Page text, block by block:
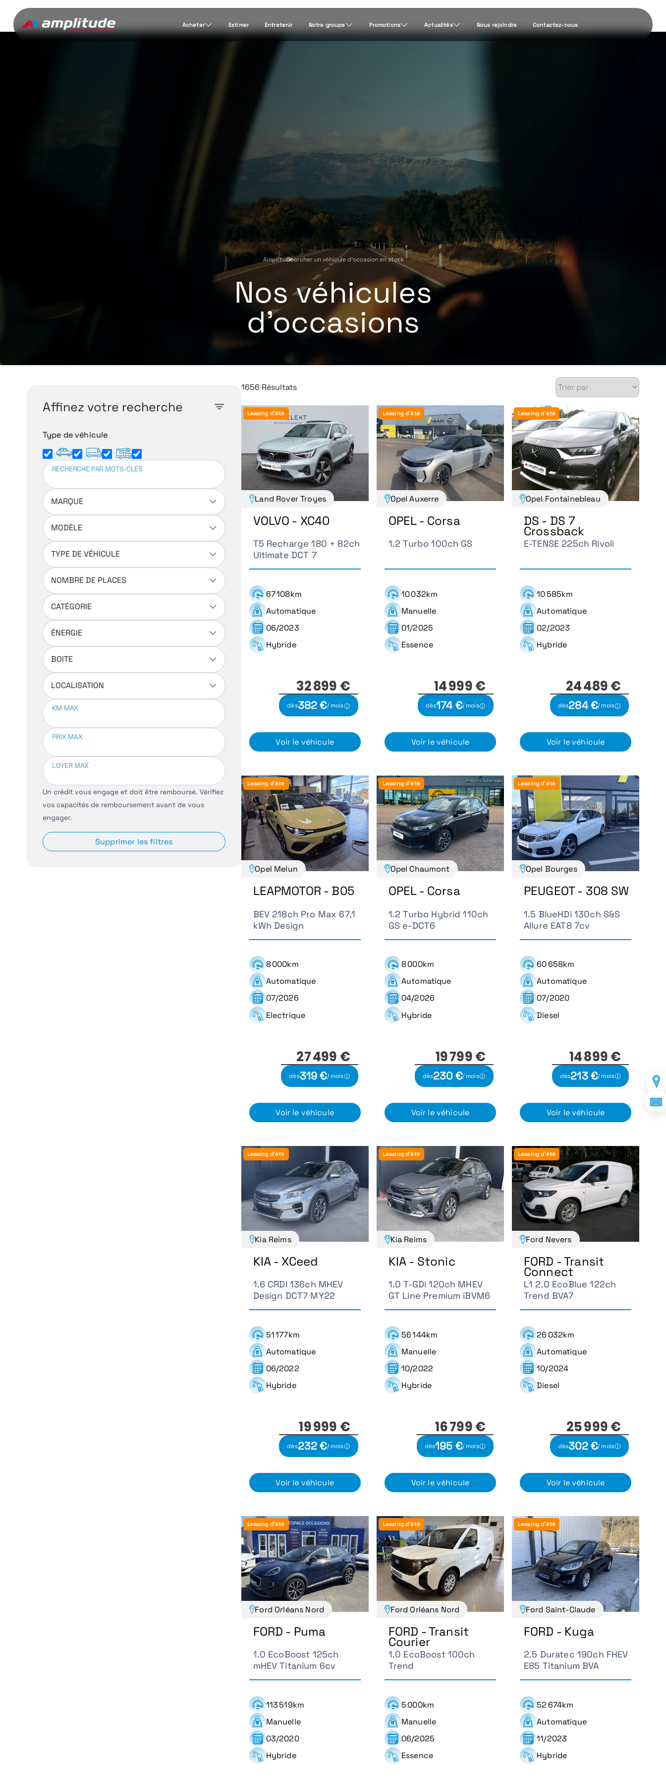
Acheter Estimer Entretenir Notre groupe Promotions Actualités Nous rejoindre Contactez-nous
Amplitude
›
Chercher un véhicule d'occasion en stock
Nos véhicules
d'occasions
Affinez votre recherche
Type de véhicule
RECHERCHE PAR MOTS-CLÉS
MARQUE
MODÈLE
TYPE DE VÉHICULE
NOMBRE DE PLACES
CATÉGORIE
ÉNERGIE
BOITE
LOCALISATION
KM MAX
PRIX MAX
LOYER MAX
Un crédit vous engage et doit être remboursé. Vérifiez
vos capacités de remboursement avant de vous
engager.
Supprimer les filtres
1656 Résultats
Leasing d'été
Land Rover Troyes
VOLVO - XC40
T5 Recharge 180 + 82ch
Ultimate DCT 7
67 108km
Automatique
06/2023
Hybride
32 899 €
dès382 €/ mois
Voir le véhicule
Leasing d'été
Opel Auxerre
OPEL - Corsa
1.2 Turbo 100ch GS
10 032km
Manuelle
01/2025
Essence
14 999 €
dès174 €/ mois
Voir le véhicule
Leasing d'été
Opel Fontainebleau
DS - DS 7
Crossback
E-TENSE 225ch Rivoli
10 585km
Automatique
02/2023
Hybride
24 489 €
dès284 €/ mois
Voir le véhicule
Leasing d'été
Opel Melun
LEAPMOTOR - B05
BEV 218ch Pro Max 67,1
kWh Design
8 000km
Automatique
07/2026
Electrique
27 499 €
dès319 €/ mois
Voir le véhicule
Leasing d'été
Opel Chaumont
OPEL - Corsa
1.2 Turbo Hybrid 110ch
GS e-DCT6
8 000km
Automatique
04/2026
Hybride
19 799 €
dès230 €/ mois
Voir le véhicule
Leasing d'été
Opel Bourges
PEUGEOT - 308 SW
1.5 BlueHDi 130ch S&S
Allure EAT8 7cv
60 658km
Automatique
07/2020
Diesel
14 899 €
dès213 €/ mois
Voir le véhicule
Leasing d'été
Kia Reims
KIA - XCeed
1.6 CRDI 136ch MHEV
Design DCT7 MY22
51 177km
Automatique
06/2022
Hybride
19 999 €
dès232 €/ mois
Voir le véhicule
Leasing d'été
Kia Reims
KIA - Stonic
1.0 T-GDi 120ch MHEV
GT Line Premium iBVM6
56 144km
Manuelle
10/2022
Hybride
16 799 €
dès195 €/ mois
Voir le véhicule
Leasing d'été
Ford Nevers
FORD - Transit
Connect
L1 2.0 EcoBlue 122ch
Trend BVA7
26 032km
Automatique
10/2024
Diesel
25 999 €
dès302 €/ mois
Voir le véhicule
Leasing d'été
Ford Orléans Nord
FORD - Puma
1.0 EcoBoost 125ch
mHEV Titanium 6cv
113 519km
Manuelle
03/2020
Hybride
Leasing d'été
Ford Orléans Nord
FORD - Transit
Courier
1.0 EcoBoost 100ch
Trend
5 000km
Manuelle
06/2025
Essence
Leasing d'été
Ford Saint-Claude
FORD - Kuga
2.5 Duratec 190ch FHEV
E85 Titanium BVA
52 674km
Automatique
11/2023
Hybride